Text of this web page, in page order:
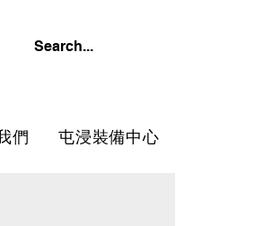
們 屯浸裝備中心